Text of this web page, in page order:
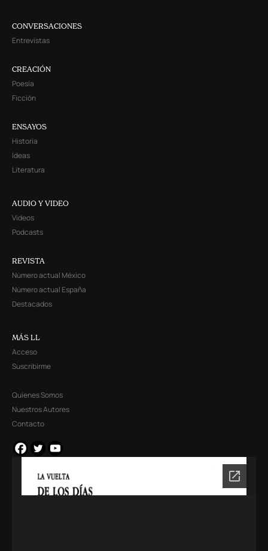
CONVERSACIONES
Entrevistas
CREACIÓN
Poesía
Ficción
ENSAYOS
Historia
Ideas
Literatura
AUDIO Y VIDEO
Videos
Podcasts
REVISTA
Número actual México
Número actual España
Destacados
MÁS LL
Acceso
Suscribirme
Quienes Somos
Nuestros Autores
Contacto